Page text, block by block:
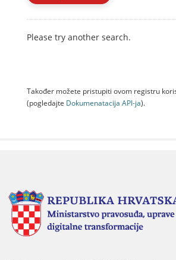
Please try another search.
Također možete pristupiti ovom registru
(pogledajte Dokumenаtаcijа API-jа).